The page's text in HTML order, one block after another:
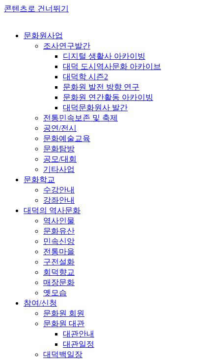
콘텐츠로 건너뛰기
문화원사업
조사연구발간
디지털 생활사 아카이빙
대덕 도시역사문화 아카이브
대덕학 시즌2
문화원 발전 방향 연구
문화원 연간활동 아카이빙
대덕문화원사 발간
전통민속보존 및 축제
공연/전시
문화예술교육
문화탐방
공모/대회
기타사업
문화학교
수강안내
강좌안내
대덕의 역사문화
역사인물
문화유산
민속신앙
전통마을
구전설화
회덕향교
매장문화
옛모습
참여/신청
문화원 회원
문화원 대관
대관안내
대관일정
대덕백일장